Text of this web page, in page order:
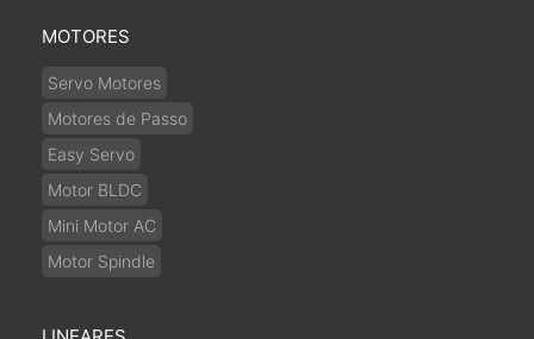
MOTORES
Servo Motores
Motores de Passo
Easy Servo
Motor BLDC
Mini Motor AC
Motor Spindle